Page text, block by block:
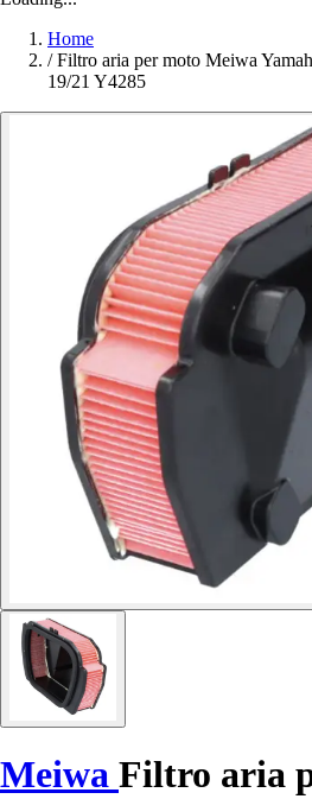
Home
/ Filtro aria per moto Meiwa
19/21 Y4285
Meiwa Filtro aria